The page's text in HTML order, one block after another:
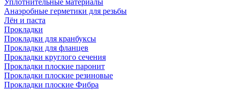
Анаэробные герметики для резьбы
Лён и паста
Прокладки
Прокладки для кранбуксы
Прокладки для фланцев
Прокладки круглого сечения
Прокладки плоские паронит
Прокладки плоские резиновые
Прокладки плоские Фибра